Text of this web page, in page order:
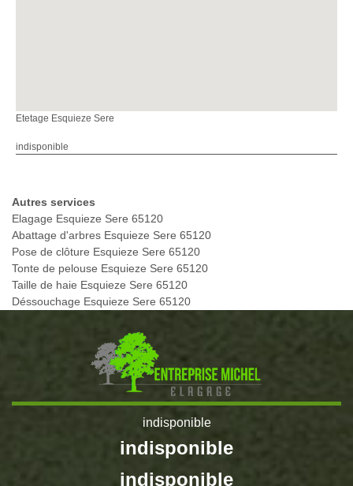
Etetage Esquieze Sere
indisponible
Autres services
Elagage Esquieze Sere 65120
Abattage d'arbres Esquieze Sere 65120
Pose de clôture Esquieze Sere 65120
Tonte de pelouse Esquieze Sere 65120
Taille de haie Esquieze Sere 65120
Déssouchage Esquieze Sere 65120
indisponible
indisponible
indisponible